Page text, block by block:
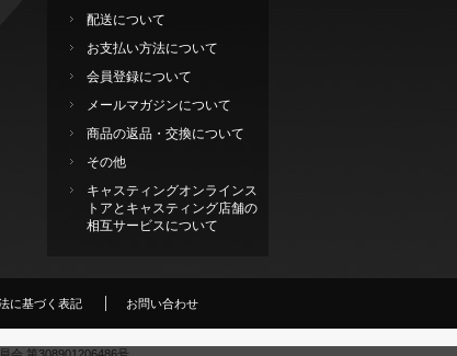
配送について
お支払い方法について
会員登録について
メールマガジンについて
商品の返品・交換について
その他
キャスティングオンラインス
トアとキャスティング店舗の
相互サービスについて
に基づく表記 お問い合わせ